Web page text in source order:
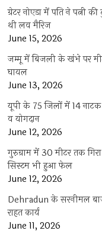
ग्रेटर नोएडा में पति ने पत्नी
थी लव मैरिज
June 15, 2026
जम्मू में बिजली के खंभे पर
घायल
June 13, 2026
यूपी के 75 जिलों में 14
व योगदान
June 12, 2026
गुरुग्राम में 30 मीटर तक
सिस्टम भी हुआ फेल
June 12, 2026
Dehradun के सरनीमल
राहत कार्य
June 11, 2026